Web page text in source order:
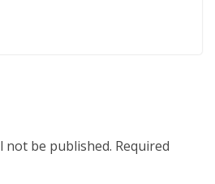
not be published. Required